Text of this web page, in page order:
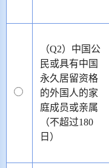
（Q2）中国公
民或具有中国
永久居留资格
的外国人的家
庭成员或亲属
（不超过180
日）